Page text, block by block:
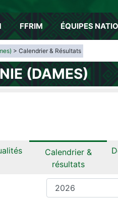
FFRIM ÉQUIPES
> Calendrier & Résultats
(DAMES)
Calendrier &
résultats